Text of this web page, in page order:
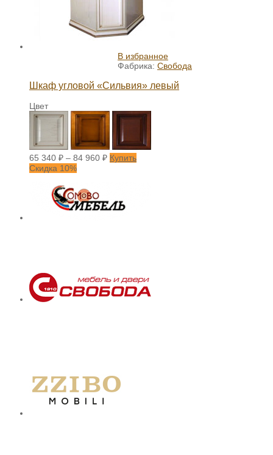
В избранное
Фабрика: Свобода
Шкаф угловой «Сильвия» левый
Цвет
65 340 ₽ – 84 960 ₽ Купить
Скидка 10%